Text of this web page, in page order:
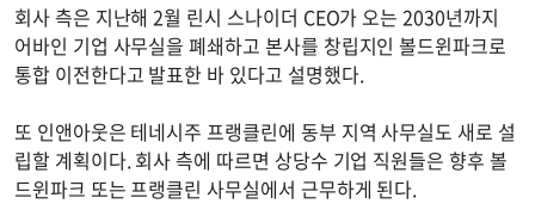
회사 측은 지난해 2월 린시 스나이더 CEO가 오는 2030년까지
어바인 기업 사무실을 폐쇄하고 본사를 창립지인 볼드윈파크로
통합 이전한다고 발표한 바 있다고 설명했다.
또 인앤아웃은 테네시주 프랭클린에 동부 지역 사무실도 새로 설
립할 계획이다. 회사 측에 따르면 상당수 기업 직원들은 향후 볼
드윈파크 또는 프랭클린 사무실에서 근무하게 된다.